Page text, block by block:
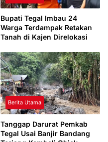
Bupati Tegal Imbau 24
Warga Terdampak Retakan
Tanah di Kajen Direlokasi
Berita Utama
Tanggap Darurat Pemkab
Tegal Usai Banjir Bandang